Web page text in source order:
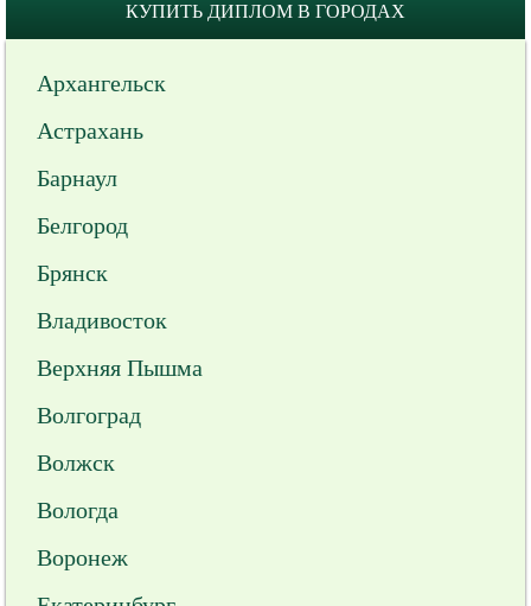
КУПИТЬ ДИПЛОМ В ГОРОДАХ
Архангельск
Астрахань
Барнаул
Белгород
Брянск
Владивосток
Верхняя Пышма
Волгоград
Волжск
Вологда
Воронеж